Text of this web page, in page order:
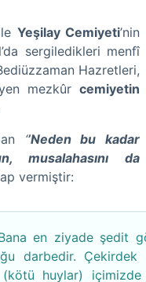
Yeşilay Cemiyeti’nin
sergiledikleri menfî
Hazretleri,
mezkûr cemiyetin
‘’Neden bu kadar
musalahasını da
vermiştir:
en ziyade şedit
darbedir. Çekirdek
huylar) içimizde